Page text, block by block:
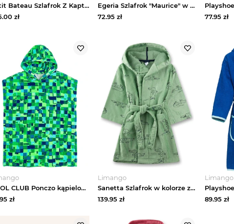
Petit Bateau Szlafrok Z Kapturem weiss
zł
Egeria Szlafrok "Maurice" w kolorze pomarańczowym rozmiar: 152
72.95zł
77.95 zł
COOL CLUB Ponczo kąpielowe w kolorze zielonym rozmiar: 116 / 122
zł
Limango
Sanetta Szlafrok w kolorze zielonym rozmiar: 140
139.95zł
Limango
89.95 zł